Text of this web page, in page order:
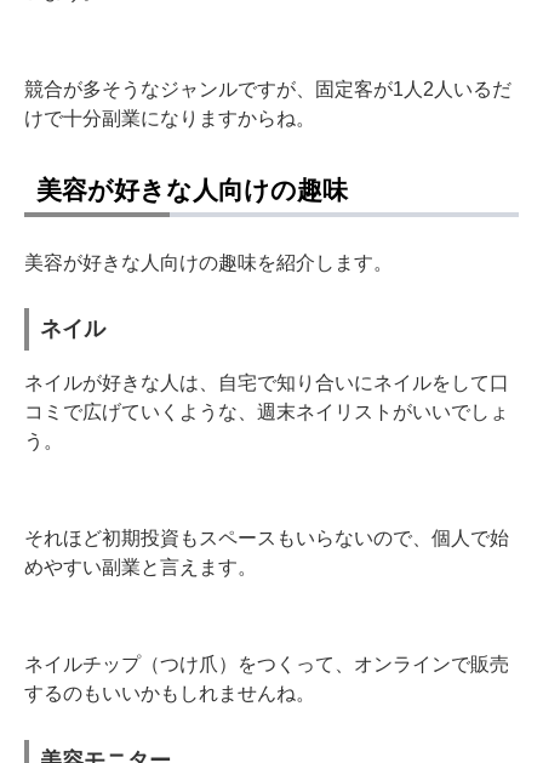
競合が多そうなジャンルですが、固定客が1人2人いるだ
けで十分副業になりますからね。
美容が好きな人向けの趣味
美容が好きな人向けの趣味を紹介します。
ネイル
ネイルが好きな人は、自宅で知り合いにネイルをして口
コミで広げていくような、週末ネイリストがいいでしょ
う。
それほど初期投資もスペースもいらないので、個人で始
めやすい副業と言えます。
ネイルチップ（つけ爪）をつくって、オンラインで販売
するのもいいかもしれませんね。